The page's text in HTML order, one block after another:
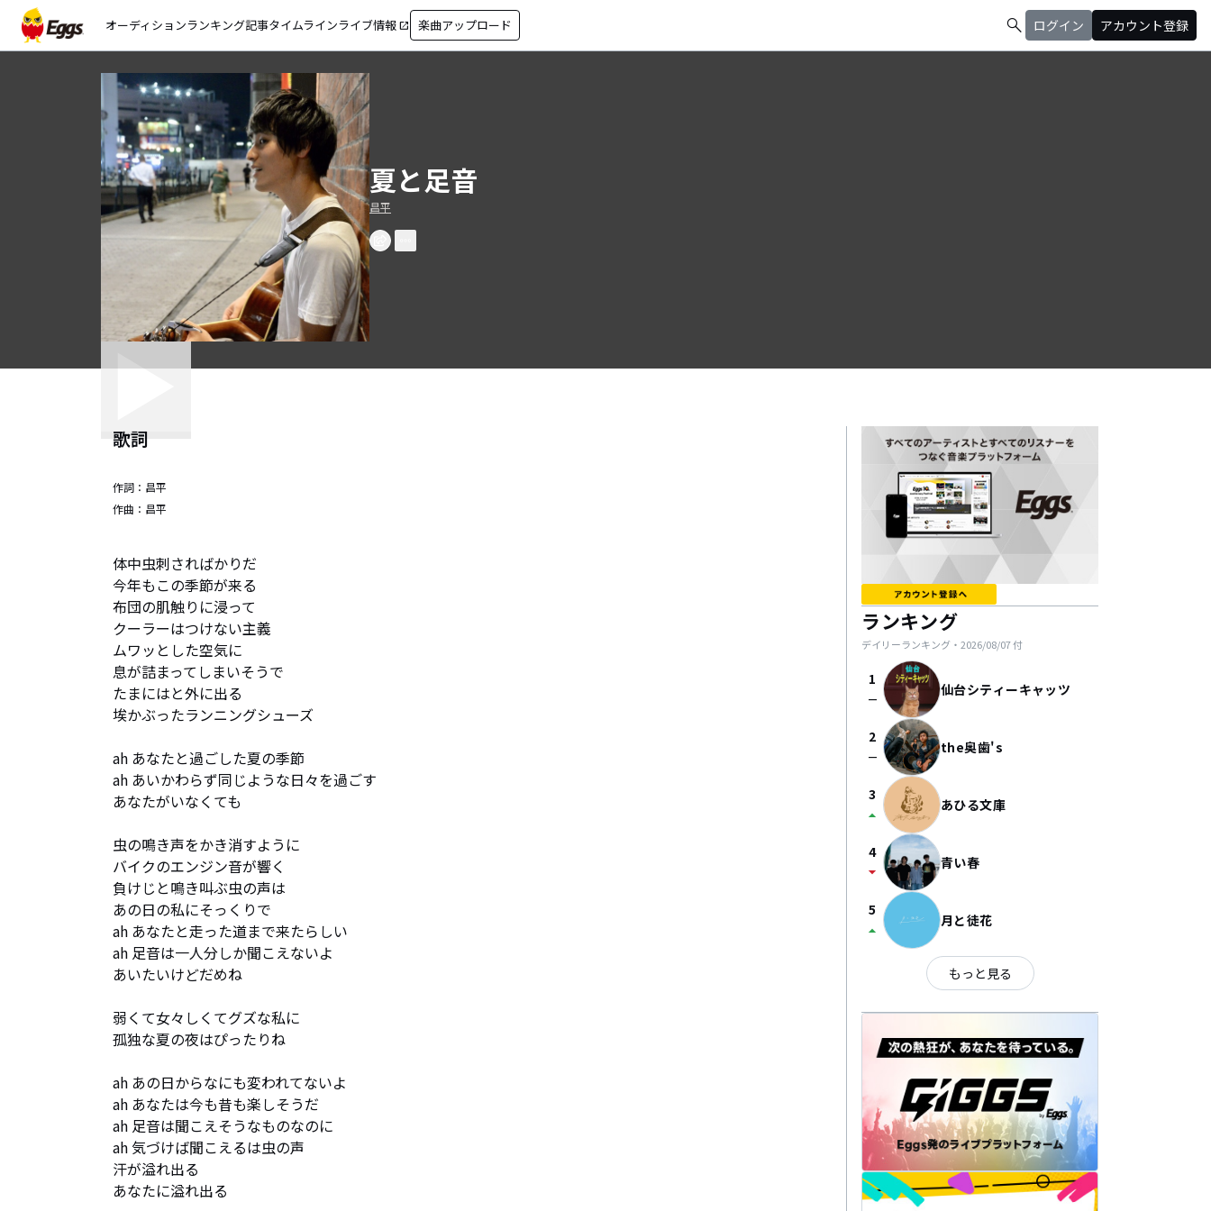
オーディションランキング記事タイムラインライブ情報 open_in_new 楽曲アップロード search ログイン アカウント登録
夏と足音
昌平
歌詞
作詞： 昌平
作曲： 昌平
体中虫刺さればかりだ
今年もこの季節が来る
布団の肌触りに浸って
クーラーはつけない主義
ムワッとした空気に
息が詰まってしまいそうで
たまにはと外に出る
埃かぶったランニングシューズ
ah あなたと過ごした夏の季節
ah あいかわらず同じような日々を過ごす
あなたがいなくても
虫の鳴き声をかき消すように
バイクのエンジン音が響く
負けじと鳴き叫ぶ虫の声は
あの日の私にそっくりで
ah あなたと走った道まで来たらしい
ah 足音は一人分しか聞こえないよ
あいたいけどだめね
弱くて女々しくてグズな私に
孤独な夏の夜はぴったりね
ah あの日からなにも変われてないよ
ah あなたは今も昔も楽しそうだ
ah 足音は聞こえそうなものなのに
ah 気づけば聞こえるは虫の声
汗が溢れ出る
あなたに溢れ出る
ランキング
デイリーランキング・ 2026/08/07付
1
check_indeterminate_small 仙台シティーキャッツ
2
check_indeterminate_small the奥歯's
3
arrow_drop_up あひる文庫
4
arrow_drop_down 青い春
5
arrow_drop_up 月と徒花
もっと見る